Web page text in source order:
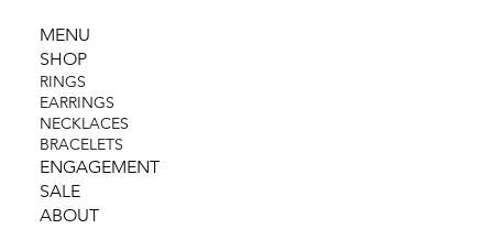
MENU
SHOP
RINGS
EARRINGS
NECKLACES
BRACELETS
ENGAGEMENT
SALE
ABOUT